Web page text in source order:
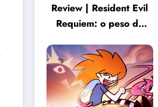
Review | Resident Evil
Requiem: o peso de
renasce na franquia